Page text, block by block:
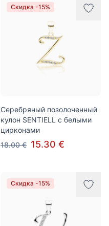
Скидка -15%
Серебряный позолоченный
кулон SENTIELL с белыми
цирконами
18.00 € 15.30 €
Скидка -15%